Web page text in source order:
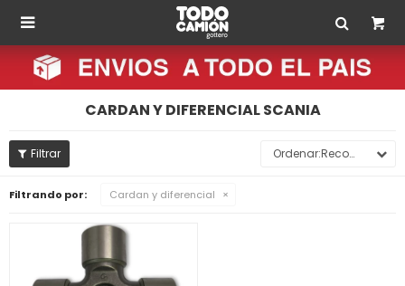

CARDAN Y DIFERENCIAL SCANIA
Recomendados
Filtrando por: Cardan y diferencial